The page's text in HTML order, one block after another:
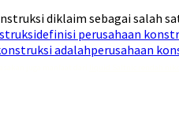
diklaim sebagai salah
definisi perusahaan
adalahperusahaan